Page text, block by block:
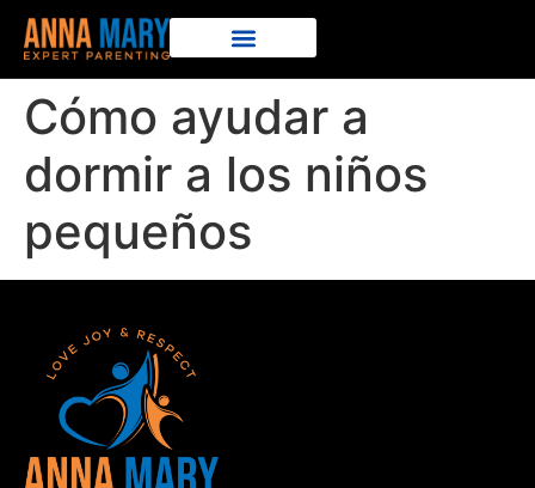
Cómo ayudar a
dormir a los niños
pequeños